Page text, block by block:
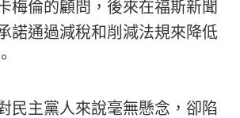
梅倫的顧問，後來在福斯新聞
諾通過減稅和削減法規來降低
民主黨人來說毫無懸念，卻陷